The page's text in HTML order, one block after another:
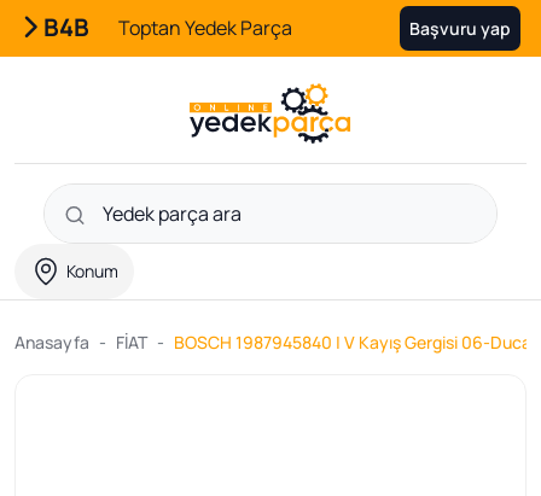
B4B Toptan Yedek Parça Başvuru yap
Konum
Anasayfa FİAT BOSCH 1987945840 | V Kayış Gergisi 06-